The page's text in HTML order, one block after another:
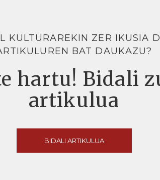
KULTURAREKIN ZER IKUSIA
BAT DAUKAZU?
hartu! Bidali
artikulua
BIDALI ARTIKULUA